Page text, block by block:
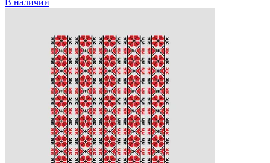
В наличии